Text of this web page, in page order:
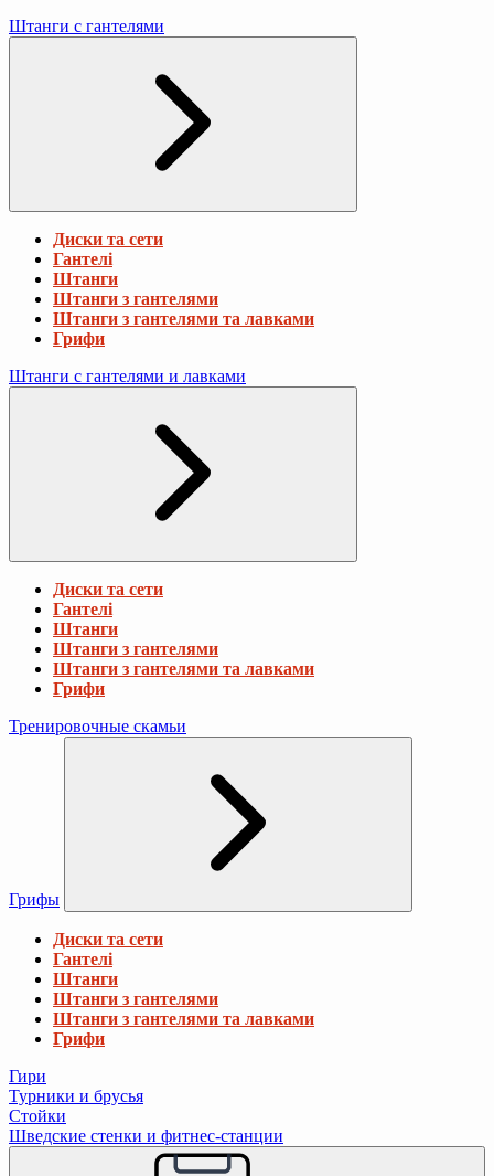
Штанги с гантелями
Диски та сети
Гантелі
Штанги
Штанги з гантелями
Штанги з гантелями та лавками
Грифи
Штанги с гантелями и лавками
Диски та сети
Гантелі
Штанги
Штанги з гантелями
Штанги з гантелями та лавками
Грифи
Тренировочные скамьи
Грифы
Диски та сети
Гантелі
Штанги
Штанги з гантелями
Штанги з гантелями та лавками
Грифи
Гири
Турники и брусья
Стойки
Шведские стенки и фитнес-станции